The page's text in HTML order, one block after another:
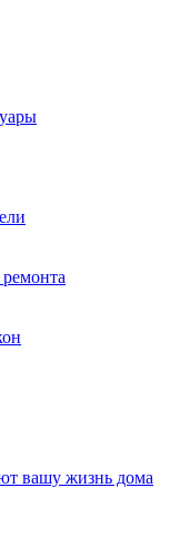
вашу жизнь дома